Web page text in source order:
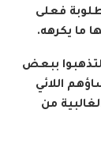
فعلى
ما يكرهه.
ببعض
اللائي
من